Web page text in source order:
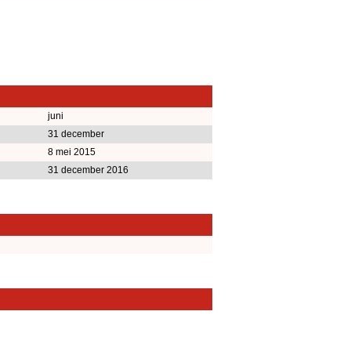
juni
31 december
8 mei 2015
31 december 2016